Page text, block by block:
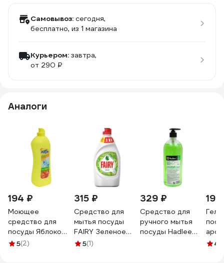
Самовывоз: сегодня,
бесплатно, из 1 магазина
Курьером: завтра,
от 290 ₽
Аналоги
194 ₽
Моющее
средство для
посуды Яблоко
850мл Адриоль
5(2)
315 ₽
Средство для
мытья посуды
FAIRY Зеленое
яблоко 800 мл
5(1)
329 ₽
Средство для
ручного мытья
посуды Hadlee
0.54.9